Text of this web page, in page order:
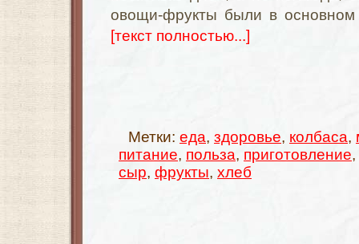
овощи-фрукты были в
[текст полностью...]
Метки: еда, здоровье, колбаса,
питание, польза, приготовление,
сыр, фрукты, хлеб